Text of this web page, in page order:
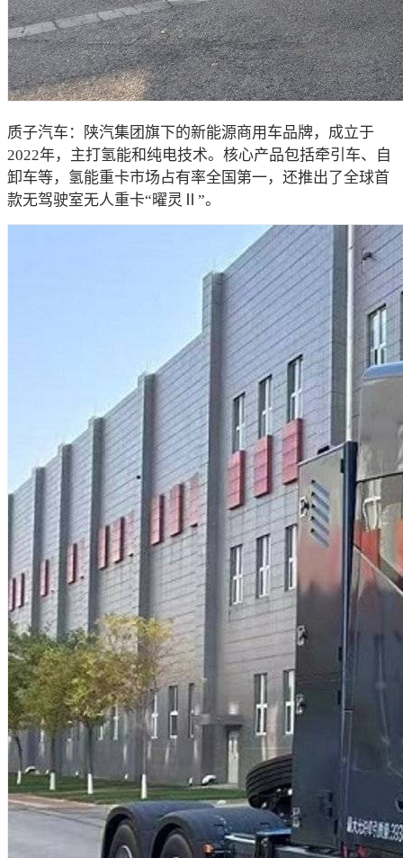
质子汽车：陕汽集团旗下的新能源商用车品牌，成立于
2022年，主打氢能和纯电技术。核心产品包括牵引车、自
卸车等，氢能重卡市场占有率全国第一，还推出了全球首
款无驾驶室无人重卡“曜灵Ⅱ”。